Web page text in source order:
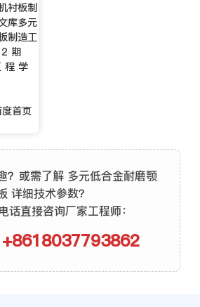
衬板制
库多元
制造工
期
程 学
首页
？或需了解 多元低合金耐磨颚
详细技术参数？
话直接咨询厂家工程师：
+8618037793862